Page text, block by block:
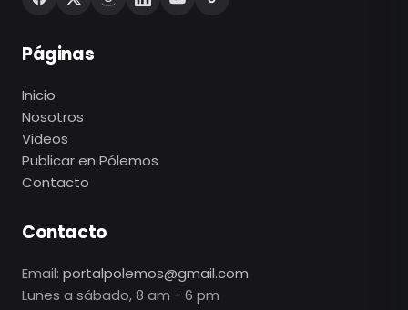
Páginas
Inicio
Nosotros
Videos
Publicar en Pólemos
Contacto
Contacto
Email: portalpolemos@gmail.com
Lunes a sábado, 8 am - 6 pm